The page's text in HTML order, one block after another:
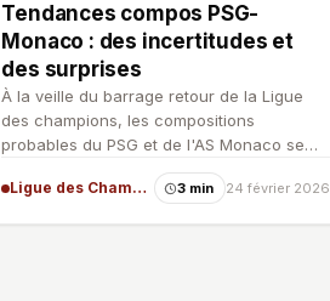
Tendances compos PSG-
Monaco : des incertitudes et
des surprises
À la veille du barrage retour de la Ligue
des champions, les compositions
probables du PSG et de l'AS Monaco se
dessinent malgré plusieurs …
Ligue des Champions 3 min 24 février 2026